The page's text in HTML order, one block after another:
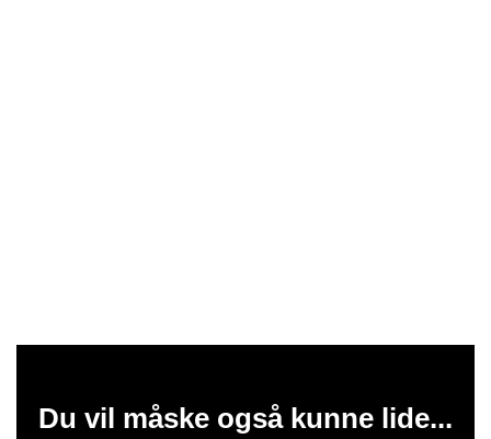
Du vil måske også kunne lide...